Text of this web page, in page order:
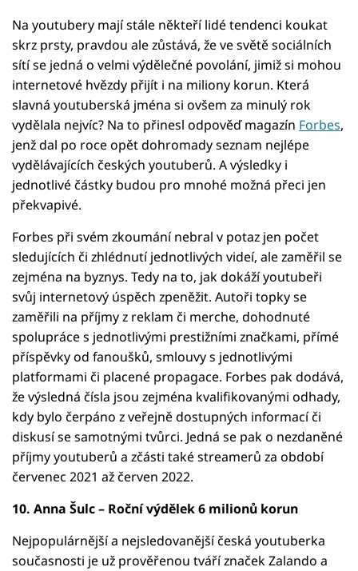
Na youtubery mají stále někteří lidé tendenci koukat
skrz prsty, pravdou ale zůstává, že ve světě sociálních
sítí se jedná o velmi výdělečné povolání, jimiž si mohou
internetové hvězdy přijít i na miliony korun. Která
slavná youtuberská jména si ovšem za minulý rok
vydělala nejvíc? Na to přinesl odpověď magazín Forbes,
jenž dal po roce opět dohromady seznam nejlépe
vydělávajících českých youtuberů. A výsledky i
jednotlivé částky budou pro mnohé možná přeci jen
překvapivé.
Forbes při svém zkoumání nebral v potaz jen počet
sledujících či zhlédnutí jednotlivých videí, ale zaměřil se
zejména na byznys. Tedy na to, jak dokáží youtubeři
svůj internetový úspěch zpeněžit. Autoři topky se
zaměřili na příjmy z reklam či merche, dohodnuté
spolupráce s jednotlivými prestižními značkami, přímé
příspěvky od fanoušků, smlouvy s jednotlivými
platformami či placené propagace. Forbes pak dodává,
že výsledná čísla jsou zejména kvalifikovanými odhady,
kdy bylo čerpáno z veřejně dostupných informací či
diskusí se samotnými tvůrci. Jedná se pak o nezdaněné
příjmy youtuberů a zčásti také streamerů za období
červenec 2021 až červen 2022.
10. Anna Šulc – Roční výdělek 6 milionů korun
Nejpopulárnější a nejsledovanější česká youtuberka
současnosti je už prověřenou tváří značek Zalando a